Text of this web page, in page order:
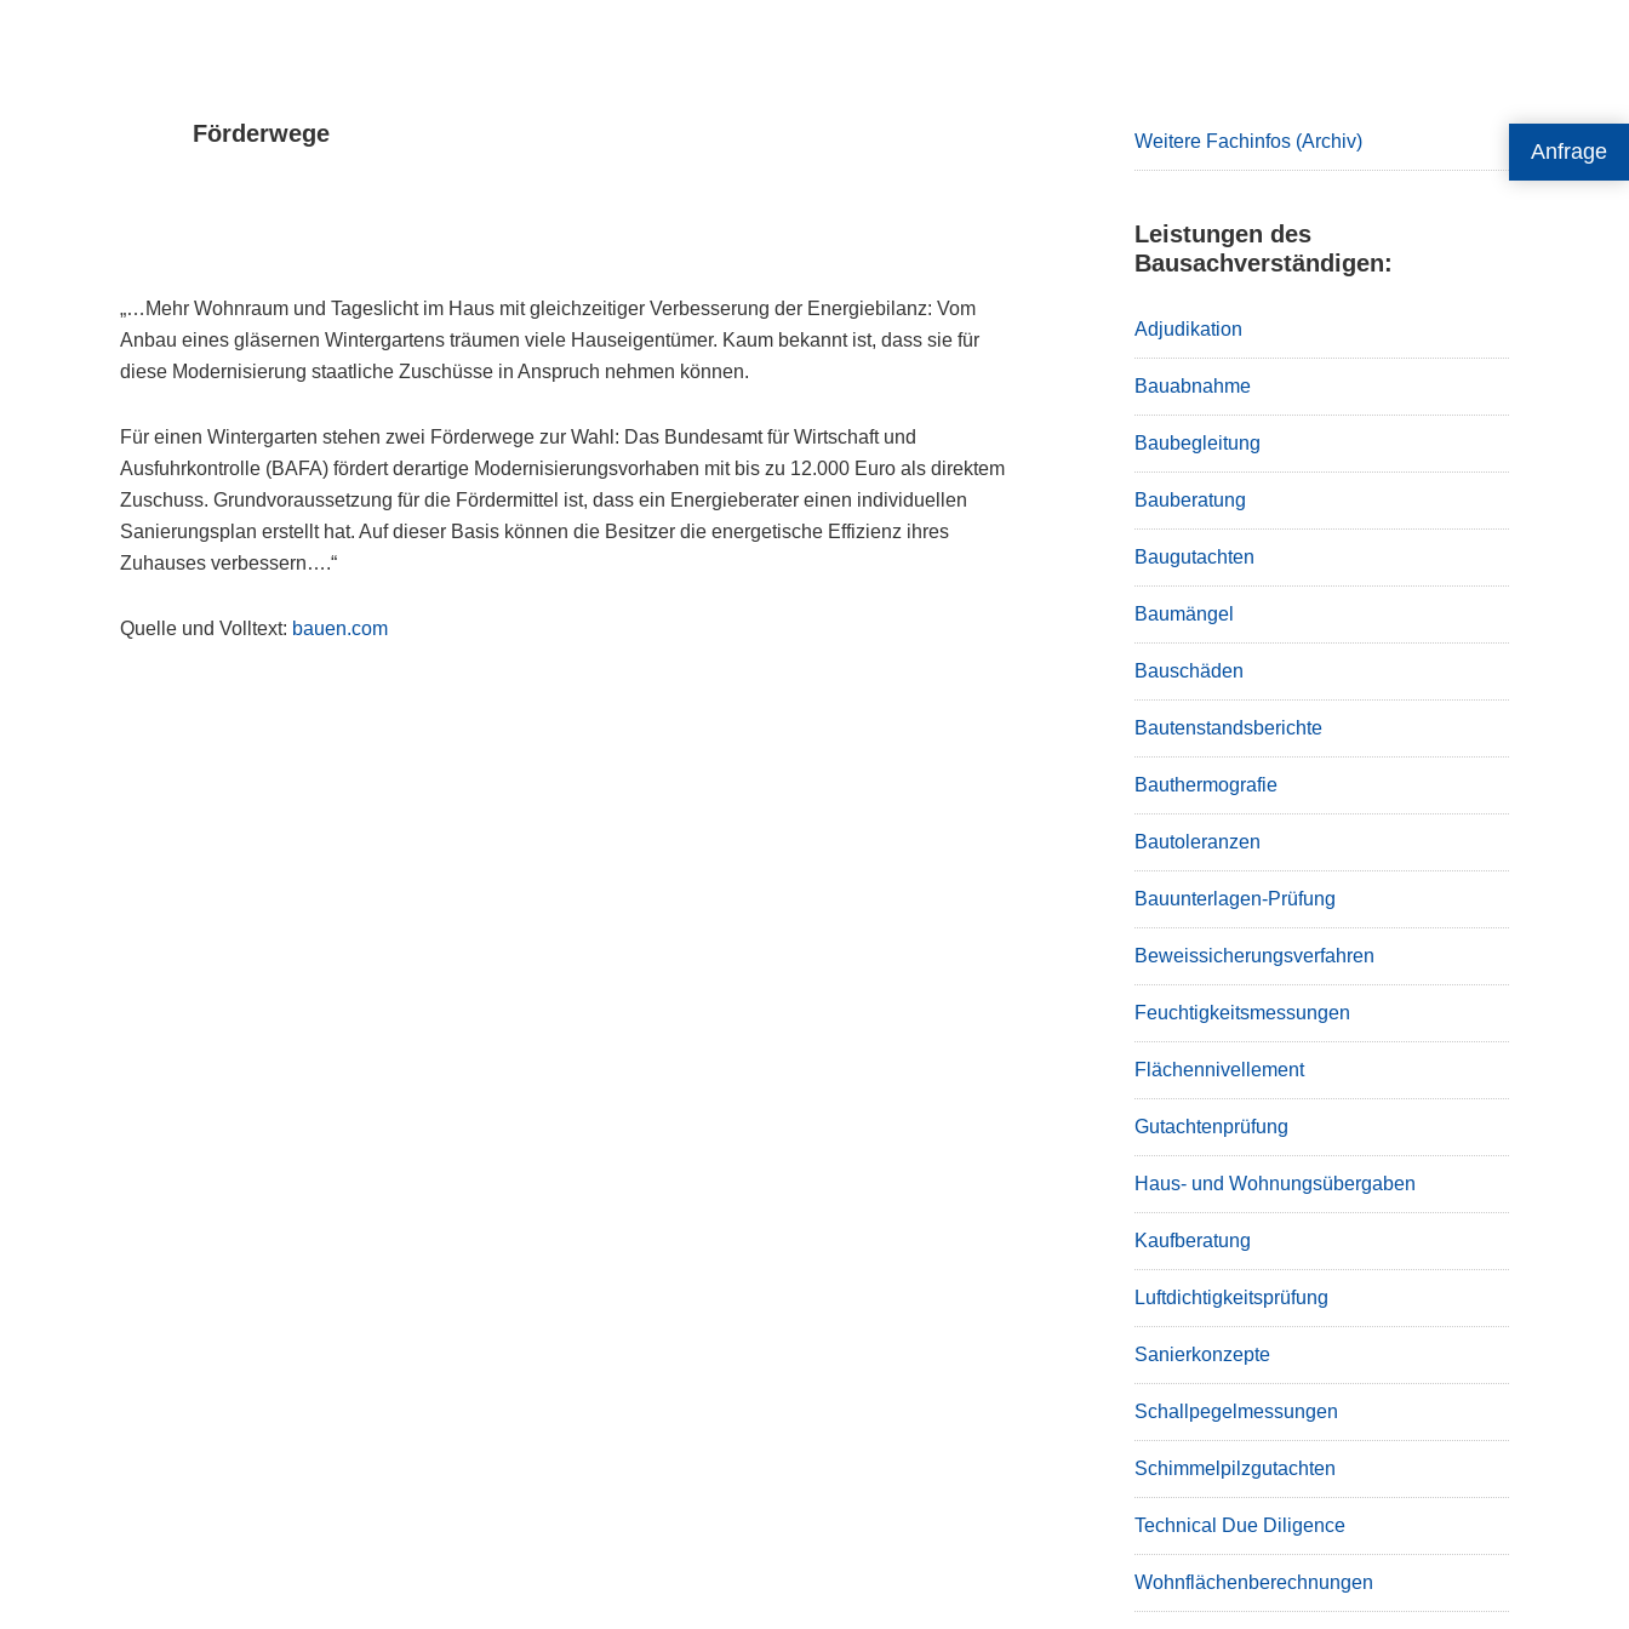
Anfrage
Förderwege
„…Mehr Wohnraum und Tageslicht im Haus mit gleichzeitiger Verbesserung der Energiebilanz: Vom
Anbau eines gläsernen Wintergartens träumen viele Hauseigentümer. Kaum bekannt ist, dass sie für
diese Modernisierung staatliche Zuschüsse in Anspruch nehmen können.
Für einen Wintergarten stehen zwei Förderwege zur Wahl: Das Bundesamt für Wirtschaft und
Ausfuhrkontrolle (BAFA) fördert derartige Modernisierungsvorhaben mit bis zu 12.000 Euro als direktem
Zuschuss. Grundvoraussetzung für die Fördermittel ist, dass ein Energieberater einen individuellen
Sanierungsplan erstellt hat. Auf dieser Basis können die Besitzer die energetische Effizienz ihres
Zuhauses verbessern….“
Quelle und Volltext: bauen.com
Weitere Fachinfos (Archiv)
Leistungen des
Bausachverständigen:
Adjudikation
Bauabnahme
Baubegleitung
Bauberatung
Baugutachten
Baumängel
Bauschäden
Bautenstandsberichte
Bauthermografie
Bautoleranzen
Bauunterlagen-Prüfung
Beweissicherungsverfahren
Feuchtigkeitsmessungen
Flächennivellement
Gutachtenprüfung
Haus- und Wohnungsübergaben
Kaufberatung
Luftdichtigkeitsprüfung
Sanierkonzepte
Schallpegelmessungen
Schimmelpilzgutachten
Technical Due Diligence
Wohnflächenberechnungen